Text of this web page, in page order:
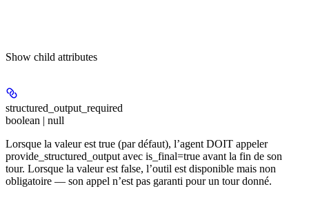
Show child attributes
structured_output_required
boolean | null
Lorsque la valeur est true (par défaut), l’agent DOIT appeler
provide_structured_output avec is_final=true avant la fin de son
tour. Lorsque la valeur est false, l’outil est disponible mais non
obligatoire — son appel n’est pas garanti pour un tour donné.